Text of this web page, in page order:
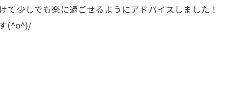
て少しでも楽に過ごせるようにアドバイスしました！
(^o^)/